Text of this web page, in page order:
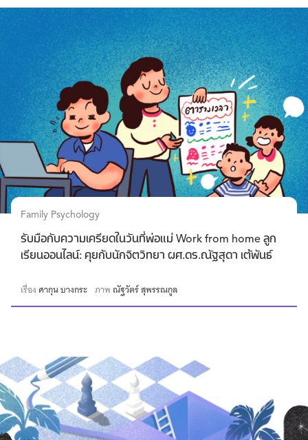
Family Psychology
รับมือกับความเครียดในวันที่พ่อแม่ Work from home ลูก
เรียนออนไลน์: คุยกับนักจิตวิทยา ผศ.ดร.ณัฐสุดา เต้พันธ์
เรื่อง ศากุน บางกระ ภาพณัฐวัตร์ สุพรรณกูล